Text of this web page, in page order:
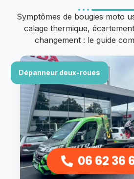
Symptômes de bougies moto
calage thermique,
changement : le guide
Dépanneur deux-roues
06 62 36